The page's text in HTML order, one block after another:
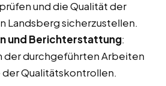
und die Qualität der
Landsberg sicherzustellen.
und Berichterstattung:
der durchgeführten Arbeiten
der Qualitätskontrollen.